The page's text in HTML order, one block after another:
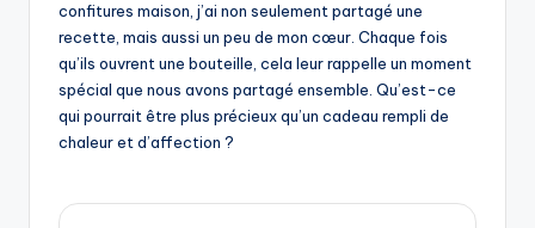
confitures maison, j’ai non seulement partagé une
recette, mais aussi un peu de mon cœur. Chaque fois
qu’ils ouvrent une bouteille, cela leur rappelle un moment
spécial que nous avons partagé ensemble. Qu’est-ce
qui pourrait être plus précieux qu’un cadeau rempli de
chaleur et d’affection ?